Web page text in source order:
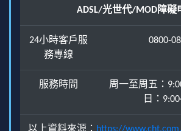
ADSL/光世代/MOD障礙
24小時客戶服
務專線
0800-
服務時間
周一至周五：
日：